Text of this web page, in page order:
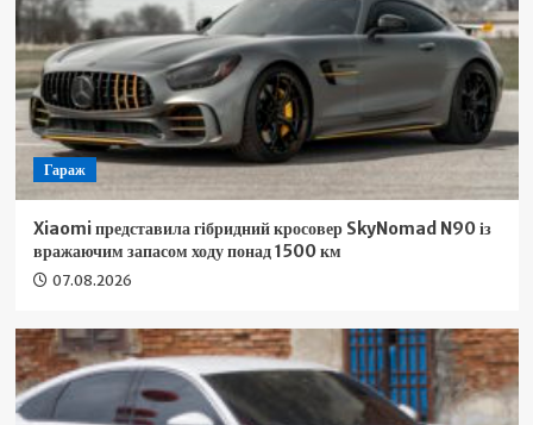
Гараж
Xiaomi представила гібридний кросовер SkyNomad N90 із
вражаючим запасом ходу понад 1500 км
07.08.2026